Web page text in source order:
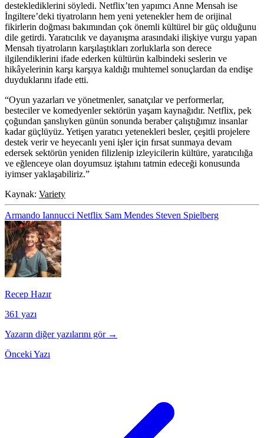
desteklediklerini söyledi. Netflix’ten yapımcı Anne Mensah ise
İngiltere’deki tiyatroların hem yeni yetenekler hem de orijinal
fikirlerin doğması bakımından çok önemli kültürel bir güç olduğunu
dile getirdi. Yaratıcılık ve dayanışma arasındaki ilişkiye vurgu yapan
Mensah tiyatroların karşılaştıkları zorluklarla son derece
ilgilendiklerini ifade ederken kültürün kalbindeki seslerin ve
hikâyelerinin karşı karşıya kaldığı muhtemel sonuçlardan da endişe
duyduklarını ifade etti.
“Oyun yazarları ve yönetmenler, sanatçılar ve performerlar,
besteciler ve komedyenler sektörün yaşam kaynağıdır. Netflix, pek
çoğundan şanslıyken günün sonunda beraber çalıştığımız insanlar
kadar güçlüyüz. Yetişen yaratıcı yetenekleri besler, çeşitli projelere
destek verir ve heyecanlı yeni işler için fırsat sunmaya devam
edersek sektörün yeniden filizlenip izleyicilerin kültüre, yaratıcılığa
ve eğlenceye olan doyumsuz iştahını tatmin edeceği konusunda
iyimser yaklaşabiliriz.”
Kaynak: Variety
Armando Iannucci Netflix Sam Mendes Steven Spielberg
Recep Hazır
361 yazı
Yazarın diğer yazılarını gör →
Önceki Yazı